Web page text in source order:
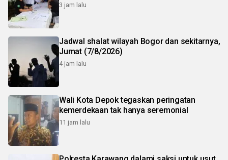
3 jam lalu
Jadwal shalat wilayah Bogor dan sekitarnya,
Jumat (7/8/2026)
4 jam lalu
Wali Kota Depok tegaskan peringatan
kemerdekaan tak hanya seremonial
11 jam lalu